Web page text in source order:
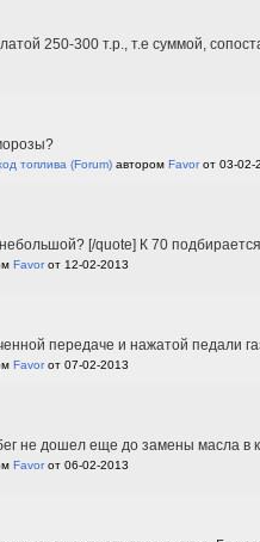
250-300 т.р., т.е суммой,
топлива (Forum)автором Favorот 03-02-
[/quote] К 70
Favorот 12-02-2013
передаче и нажатой педали
Favorот 07-02-2013
не дошел еще до замены масла
Favorот 06-02-2013